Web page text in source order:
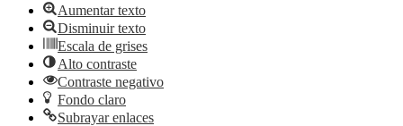
Aumentar texto
Disminuir texto
Escala de grises
Alto contraste
Contraste negativo
Fondo claro
Subrayar enlaces